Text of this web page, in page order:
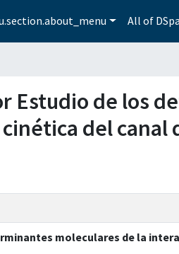
All of
Estudio de los
del canal
moleculares de la